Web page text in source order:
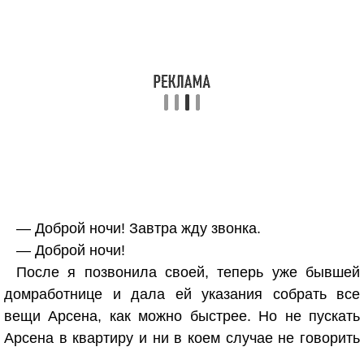
— Доброй ночи! Завтра жду звонка.
— Доброй ночи!
После я позвонила своей, теперь уже бывшей
домработнице и дала ей указания собрать все
вещи Арсена, как можно быстрее. Но не пускать
Арсена в квартиру и ни в коем случае не говорить